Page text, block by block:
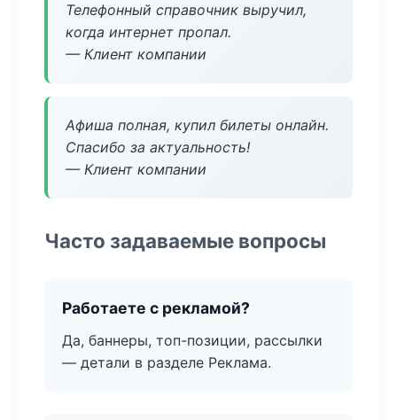
Телефонный справочник выручил,
когда интернет пропал.
— Клиент компании
Афиша полная, купил билеты онлайн.
Спасибо за актуальность!
— Клиент компании
Часто задаваемые вопросы
Работаете с рекламой?
Да, баннеры, топ-позиции, рассылки
— детали в разделе Реклама.